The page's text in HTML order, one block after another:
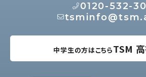
0120-532-
中学生の方はこちらTSM